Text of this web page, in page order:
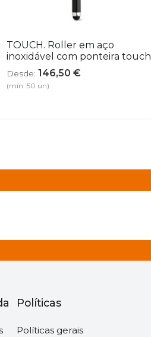
TOUCH. Roller em aço
inoxidável com ponteira touch
Desde: 146,50 €
(mín. 50 un)
Políticas
Políticas gerais